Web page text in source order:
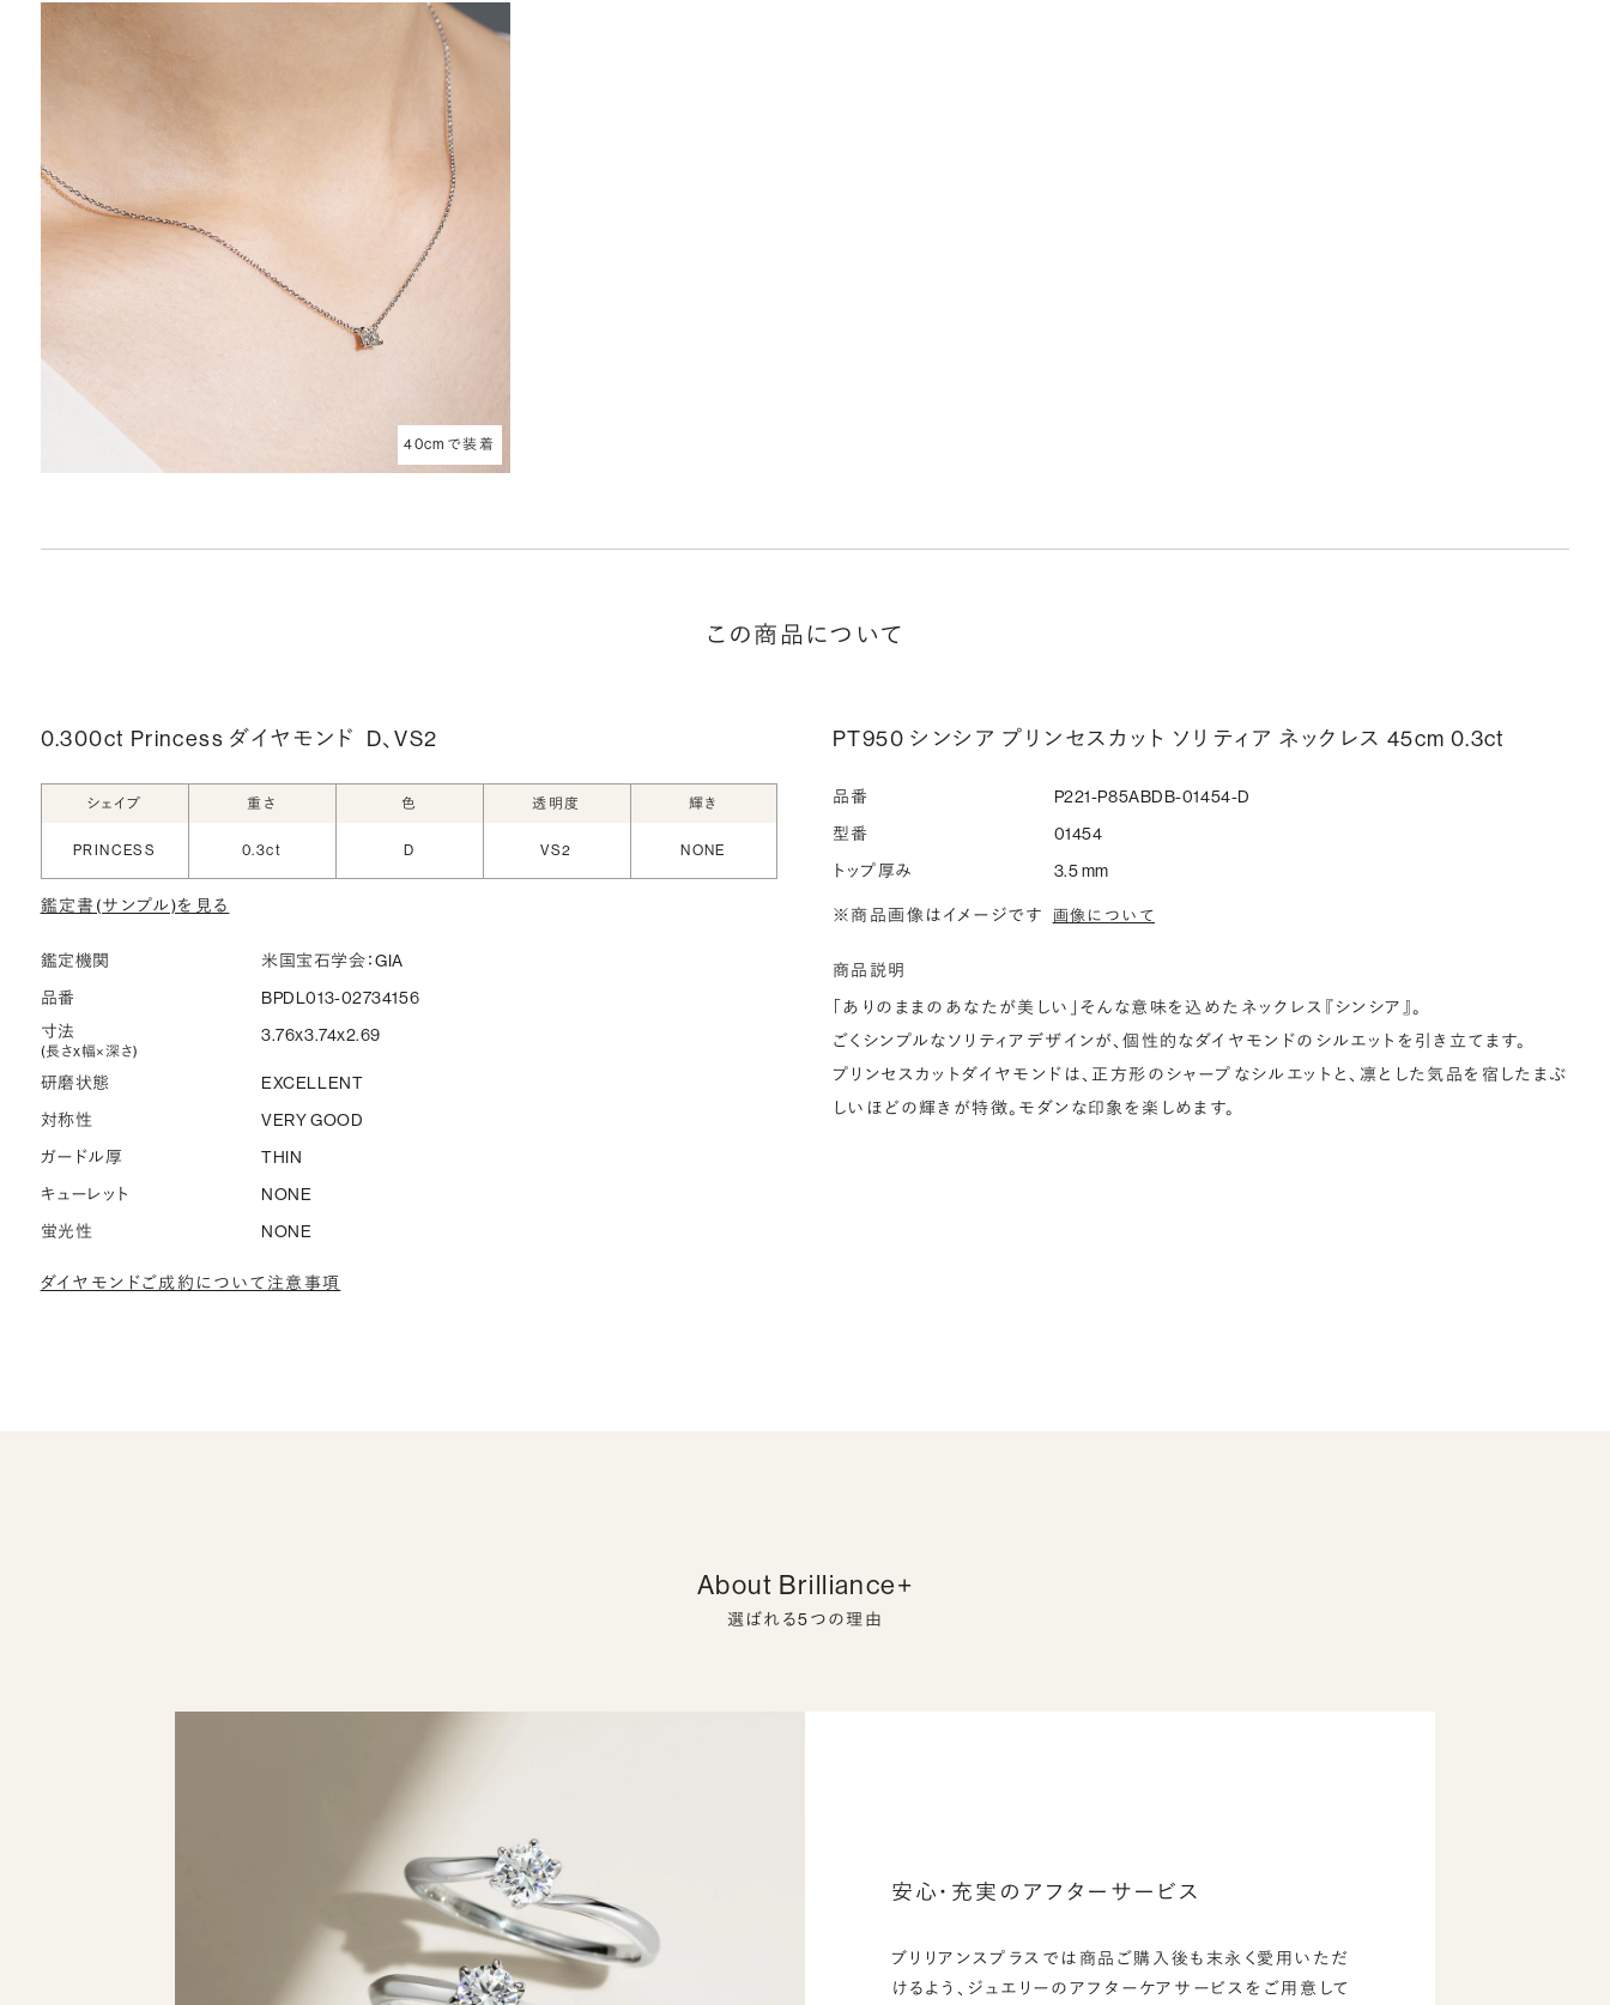
40cmで装着
この商品について
0.300ct Princess ダイヤモンド D、VS2
シェイプ 重さ 色 透明度 輝き
PRINCESS 0.3ct D VS2 NONE
鑑定書(サンプル)を見る
鑑定機関
米国宝石学会：GIA
品番
BPDL013-02734156
寸法
(長さx幅×深さ)
3.76x3.74x2.69
研磨状態
EXCELLENT
対称性
VERY GOOD
ガードル厚
THIN
キューレット
NONE
蛍光性
NONE
ダイヤモンドご成約について注意事項
PT950 シンシア プリンセスカット ソリティア ネックレス 45cm 0.3ct
品番
P221-P85ABDB-01454-D
型番
01454
トップ厚み
3.5 mm
※商品画像はイメージです 画像について
商品説明
「ありのままのあなたが美しい」そんな意味を込めたネックレス『シンシア』。
ごくシンプルなソリティアデザインが、個性的なダイヤモンドのシルエットを引き立てます。
プリンセスカットダイヤモンドは、正方形のシャープなシルエットと、凛とした気品を宿したまぶ
しいほどの輝きが特徴。モダンな印象を楽しめます。
About Brilliance+
選ばれる5つの理由
安心・充実のアフターサービス
ブリリアンスプラスでは商品ご購入後も末永く愛用いただ
けるよう、ジュエリーのアフターケアサービスをご用意して